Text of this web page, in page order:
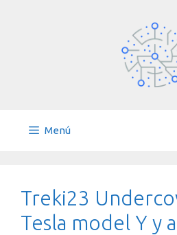
Menú
Treki23
Tesla model Y y